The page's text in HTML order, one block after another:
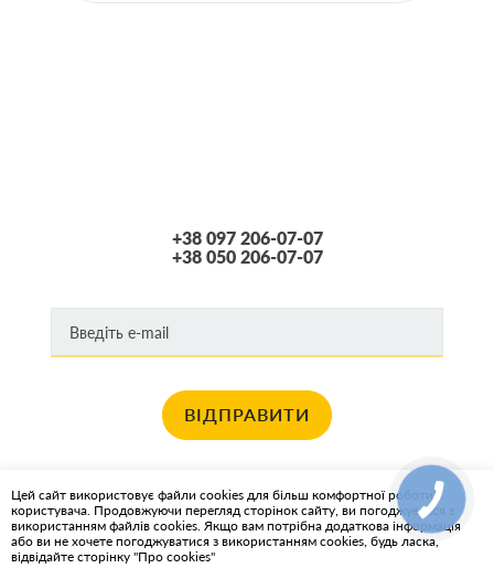
+38 097 206-07-07
+38 050 206-07-07
ВІДПРАВИТИ
Хочете отримувати новини про останні спец пропозиції та акції?
КАРТА САЙТА
Цей сайт використовує файли cookies для більш комфортної роботи
користувача. Продовжуючи перегляд сторінок сайту, ви погоджуєтеся з
використанням файлів cookies. Якщо вам потрібна додаткова інформація
або ви не хочете погоджуватися з використанням cookies, будь ласка,
відвідайте сторінку "Про cookies"